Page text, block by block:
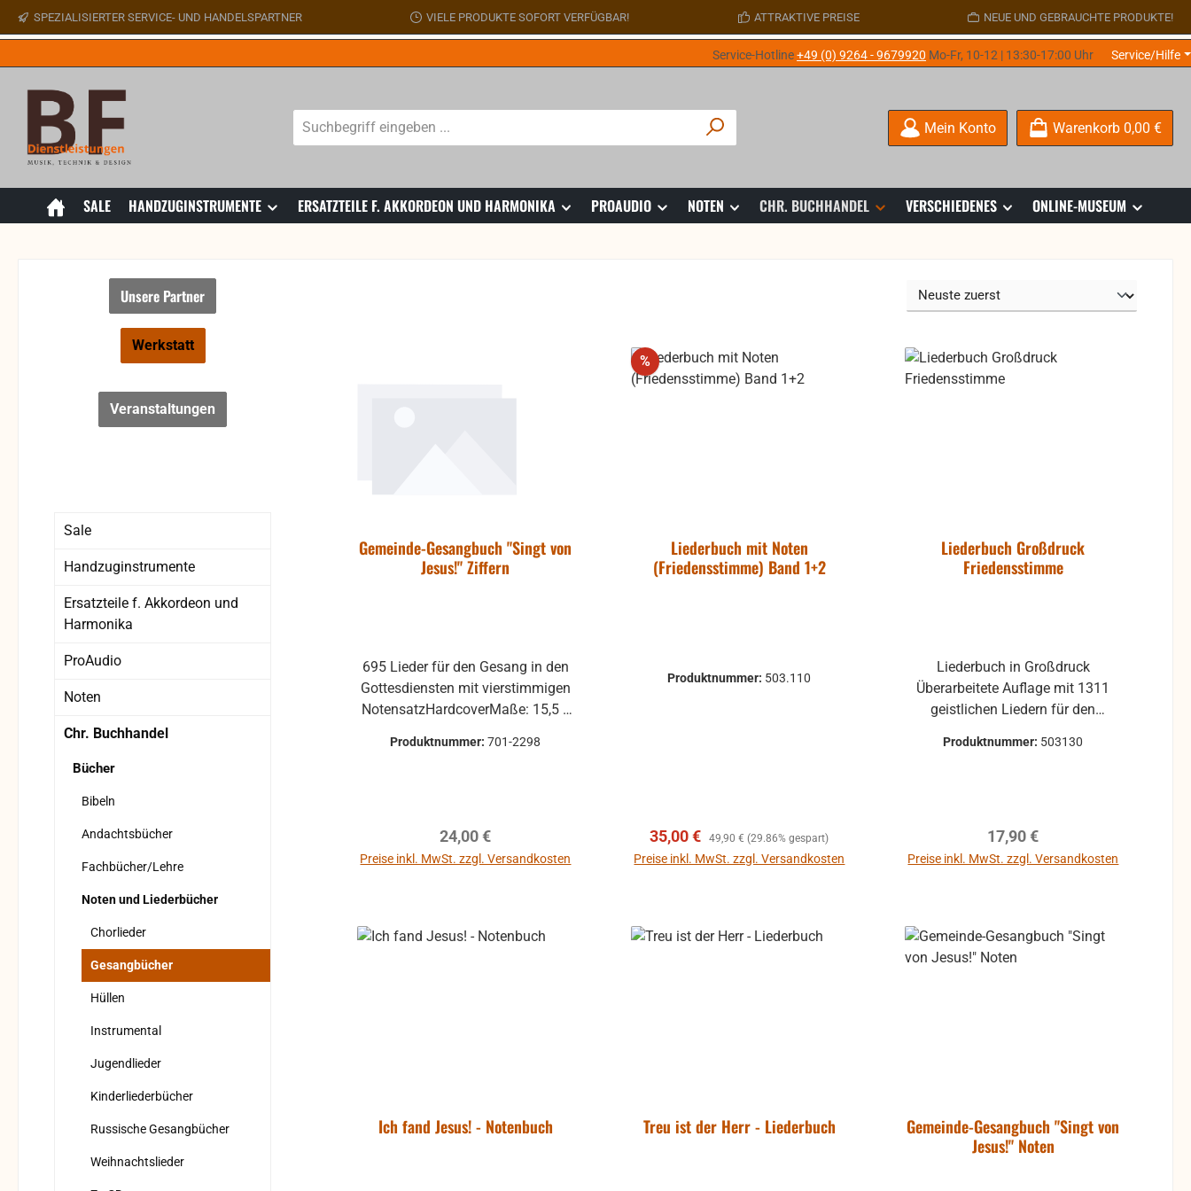
Hauptinhalt springen
Zur Suche springen
Zur Hauptnavigation springen
SPEZIALISIERTER SERVICE- UND HANDELSPARTNER VIELE PRODUKTE SOFORT VERFÜGBAR! ATTRAKTIVE PREISE NEUE UND GEBRAUCHTE PRODUKTE!
Service-Hotline+49 (0) 9264 - 9679920 Mo-Fr, 10-12 | 13:30-17:00 Uhr Service/Hilfe
Mein Konto Warenkorb 0,00 €
SALE HANDZUGINSTRUMENTE ERSATZTEILE F. AKKORDEON UND HARMONIKA PROAUDIO NOTEN CHR. BUCHHANDEL VERSCHIEDENES ONLINE-MUSEUM
Unsere Partner
Werkstatt
Veranstaltungen
Sale
Handzuginstrumente
Ersatzteile f. Akkordeon und
Harmonika
ProAudio
Noten
Chr. Buchhandel
Bücher
Bibeln
Andachtsbücher
Fachbücher/Lehre
Noten und Liederbücher
Chorlieder
Gesangbücher
Hüllen
Instrumental
Jugendlieder
Kinderliederbücher
Russische Gesangbücher
Weihnachtslieder
Gemeinde-Gesangbuch "Singt von
Jesus!" Ziffern
695 Lieder für den Gesang in den
Gottesdiensten mit vierstimmigen
NotensatzHardcoverMaße: 15,5 x
Produktnummer:701-2298
Regulärer Preis:
24,00 €
Preise inkl. MwSt. zzgl. Versandkosten
%Rabatt
Liederbuch mit Noten
(Friedensstimme) Band 1+2
Produktnummer: 503.110
Verkaufspreis:
35,00 € Regulärer Preis:
49,90 € (29.86% gespart)
Preise inkl. MwSt. zzgl. Versandkosten
Liederbuch Großdruck
Friedensstimme
Überarbeitete Auflage mit 1311
geistlichen Liedern für den
Produktnummer: 503130
Regulärer Preis:
17,90 €
Preise inkl. MwSt. zzgl. Versandkosten
Ich fand Jesus! - Notenbuch Treu ist der Herr - Liederbuch
Gemeinde-Gesangbuch "Singt von
Jesus!" Noten